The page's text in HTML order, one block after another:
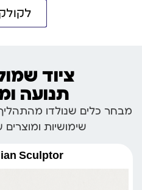
ציוד
תנועה
מבחר כלים שנולדו מהתהליך
שימושיות
Sculptor